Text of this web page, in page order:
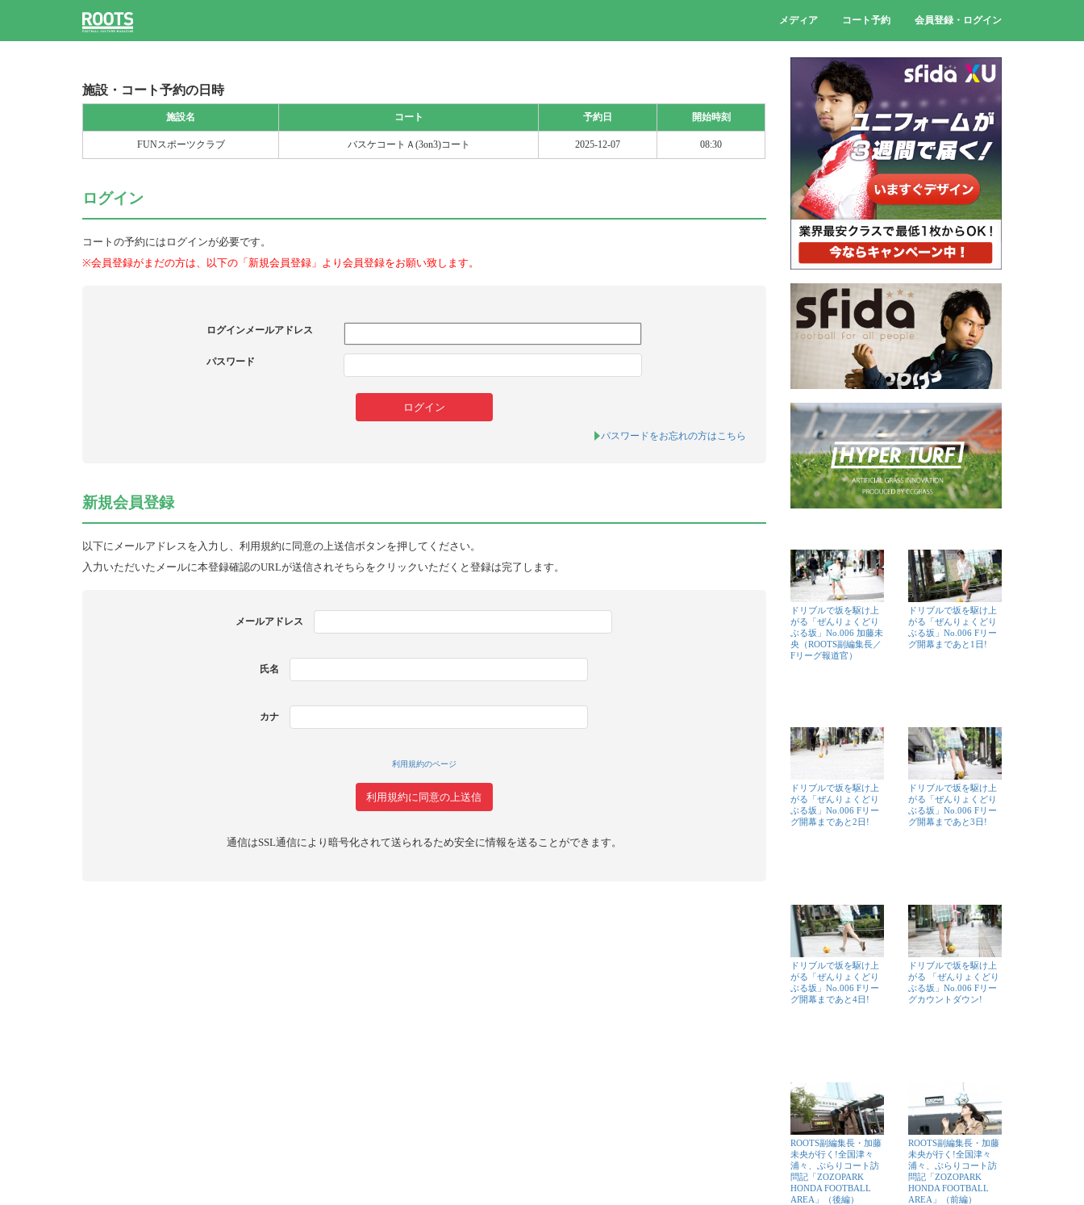
メディア コート予約 会員登録・ログイン
施設・コート予約の日時
施設名 コート 予約日 開始時刻
FUNスポーツクラブ バスケコートＡ(3on3)コート 2025-12-07 08:30
ログイン
コートの予約にはログインが必要です。
※会員登録がまだの方は、以下の「新規会員登録」より会員登録をお願い致します。
ログインメールアドレス
パスワード
パスワードをお忘れの方はこちら
新規会員登録
以下にメールアドレスを入力し、利用規約に同意の上送信ボタンを押してください。
入力いただいたメールに本登録確認のURLが送信されそちらをクリックいただくと登録は完了します。
メールアドレス
氏名
カナ
利用規約のページ
通信はSSL通信により暗号化されて送られるため安全に情報を送ることができます。
ドリブルで坂を駆け上
がる「ぜんりょくどり
ぶる坂」No.006 加藤未
央（ROOTS副編集長／
Fリーグ報道官）
ドリブルで坂を駆け上
がる「ぜんりょくどり
ぶる坂」No.006 Fリー
グ開幕まであと1日!
ドリブルで坂を駆け上
がる「ぜんりょくどり
ぶる坂」No.006 Fリー
グ開幕まであと2日!
ドリブルで坂を駆け上
がる「ぜんりょくどり
ぶる坂」No.006 Fリー
グ開幕まであと3日!
ドリブルで坂を駆け上
がる「ぜんりょくどり
ぶる坂」No.006 Fリー
グ開幕まであと4日!
ドリブルで坂を駆け上
がる 「ぜんりょくどり
ぶる坂」No.006 Fリー
グカウントダウン!
ROOTS副編集長・加藤
未央が行く!全国津々
浦々、ぶらりコート訪
問記「ZOZOPARK
HONDA FOOTBALL
AREA」（後編）
ROOTS副編集長・加藤
未央が行く!全国津々
浦々、ぶらりコート訪
問記「ZOZOPARK
HONDA FOOTBALL
AREA」（前編）